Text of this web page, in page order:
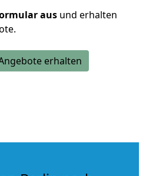
aus und erhalten
erhalten